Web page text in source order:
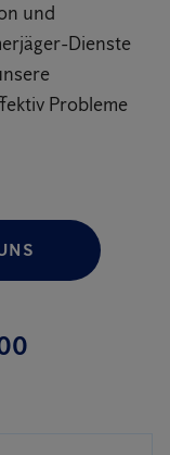
und
Dienste
Probleme